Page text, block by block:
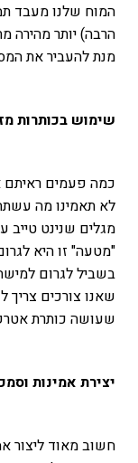
המוח שלנו מעבד
הרבה) יותר מהירה
מנת להעביר את
שימוש בכותרות
כמה פעמים ראיתם
לא תאמינו מה
מגלים שנינט
"מטעה" זו היא
בשביל לגרום
שאנו צורכים
שעושה כותרת
יצירת אמינות
חשוב מאוד ליצור